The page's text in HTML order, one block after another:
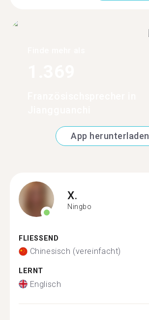
App herunterladen
X.
Ningbo
FLIESSEND
Chinesisch (vereinfacht)
LERNT
Englisch